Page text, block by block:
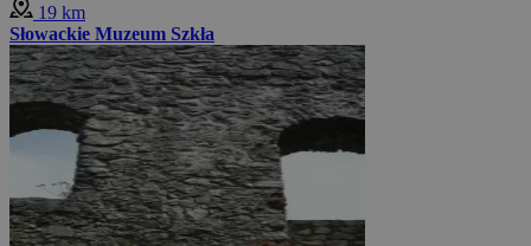
19 km
Słowackie Muzeum Szkła